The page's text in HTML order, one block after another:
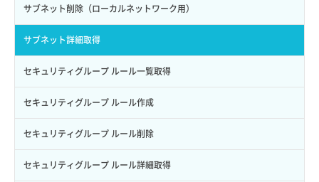
バックアップ詳細一覧取得
バックアップ詳細取得
ボリュームイメージ保存
ボリュームタイプ一覧取得
ボリュームタイプ詳細取得
イメージ削除
イメージ詳細取得
アタッチ済みポート一覧取得
アタッチ済みポート詳細取得
アタッチ済みボリューム一覧
アタッチ済みボリューム詳細取得
コンソールURL発行
サーバーに紐づくアドレス取得
サブネット削除（ローカルネットワーク用）
サブネット詳細取得
セキュリティグループ ルール一覧取得
セキュリティグループ ルール作成
セキュリティグループ ルール削除
セキュリティグループ ルール詳細取得